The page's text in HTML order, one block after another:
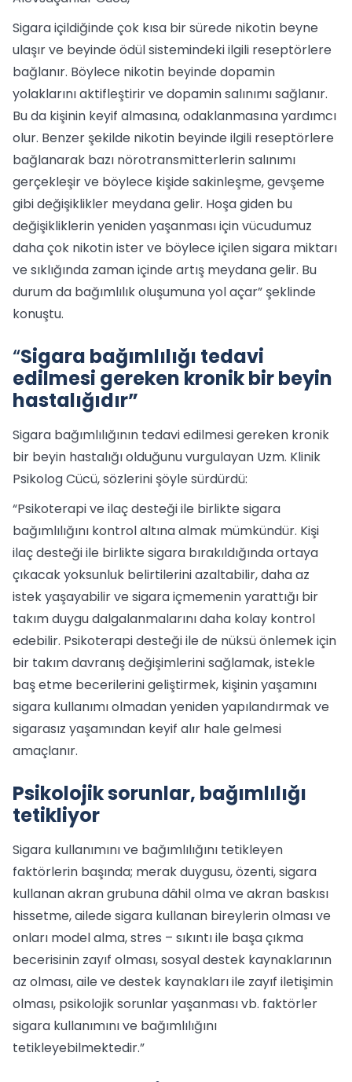
Sigara içildiğinde çok kısa bir sürede nikotin beyne
ulaşır ve beyinde ödül sistemindeki ilgili reseptörlere
bağlanır. Böylece nikotin beyinde dopamin
yolaklarını aktifleştirir ve dopamin salınımı sağlanır.
Bu da kişinin keyif almasına, odaklanmasına yardımcı
olur. Benzer şekilde nikotin beyinde ilgili reseptörlere
bağlanarak bazı nörotransmitterlerin salınımı
gerçekleşir ve böylece kişide sakinleşme, gevşeme
gibi değişiklikler meydana gelir. Hoşa giden bu
değişikliklerin yeniden yaşanması için vücudumuz
daha çok nikotin ister ve böylece içilen sigara miktarı
ve sıklığında zaman içinde artış meydana gelir. Bu
durum da bağımlılık oluşumuna yol açar” şeklinde
konuştu.
“Sigara bağımlılığı tedavi
edilmesi gereken kronik bir beyin
hastalığıdır”
Sigara bağımlılığının tedavi edilmesi gereken kronik
bir beyin hastalığı olduğunu vurgulayan Uzm. Klinik
Psikolog Cücü, sözlerini şöyle sürdürdü:
“Psikoterapi ve ilaç desteği ile birlikte sigara
bağımlılığını kontrol altına almak mümkündür. Kişi
ilaç desteği ile birlikte sigara bırakıldığında ortaya
çıkacak yoksunluk belirtilerini azaltabilir, daha az
istek yaşayabilir ve sigara içmemenin yarattığı bir
takım duygu dalgalanmalarını daha kolay kontrol
edebilir. Psikoterapi desteği ile de nüksü önlemek için
bir takım davranış değişimlerini sağlamak, istekle
baş etme becerilerini geliştirmek, kişinin yaşamını
sigara kullanımı olmadan yeniden yapılandırmak ve
sigarasız yaşamından keyif alır hale gelmesi
amaçlanır.
Psikolojik sorunlar, bağımlılığı
tetikliyor
Sigara kullanımını ve bağımlılığını tetikleyen
faktörlerin başında; merak duygusu, özenti, sigara
kullanan akran grubuna dâhil olma ve akran baskısı
hissetme, ailede sigara kullanan bireylerin olması ve
onları model alma, stres – sıkıntı ile başa çıkma
becerisinin zayıf olması, sosyal destek kaynaklarının
az olması, aile ve destek kaynakları ile zayıf iletişimin
olması, psikolojik sorunlar yaşanması vb. faktörler
sigara kullanımını ve bağımlılığını
tetikleyebilmektedir.”